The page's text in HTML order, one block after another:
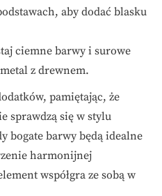
aby dodać blasku
ciemne barwy i surowe
z drewnem.
pamiętając, że
sprawdzą się w stylu
bogate barwy będą idealne
harmonijnej
współgra ze sobą w